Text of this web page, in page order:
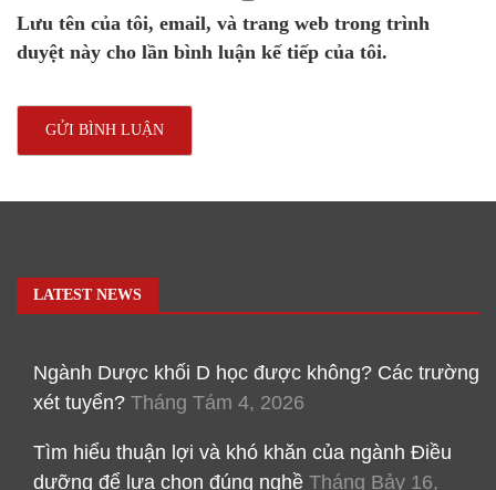
Lưu tên của tôi, email, và trang web trong trình
duyệt này cho lần bình luận kế tiếp của tôi.
LATEST NEWS
Ngành Dược khối D học được không? Các trường
xét tuyển? Tháng Tám 4, 2026
Tìm hiểu thuận lợi và khó khăn của ngành Điều
dưỡng để lựa chọn đúng nghề Tháng Bảy 16,